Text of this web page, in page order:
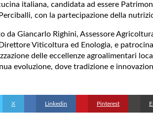
italiana, candidata ad essere
con la partecipazione della
da Giancarlo Righini, Assessore
Viticoltura ed Enologia, e
delle eccellenze agroalimentari
evoluzione, dove tradizione e
X Linkedin Pinterest